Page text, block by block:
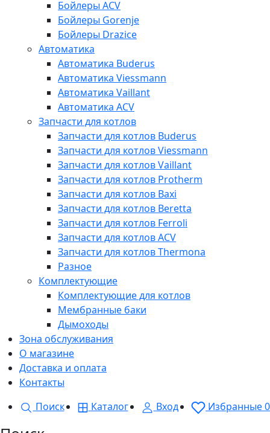
Бойлеры ACV
Бойлеры Gorenje
Бойлеры Drazice
Автоматика
Автоматика Buderus
Автоматика Viessmann
Автоматика Vaillant
Автоматика ACV
Запчасти для котлов
Запчасти для котлов Buderus
Запчасти для котлов Viessmann
Запчасти для котлов Vaillant
Запчасти для котлов Protherm
Запчасти для котлов Baxi
Запчасти для котлов Beretta
Запчасти для котлов Ferroli
Запчасти для котлов ACV
Запчасти для котлов Thermona
Разное
Комплектующие
Комплектующие для котлов
Мембранные баки
Дымоходы
Зона обслуживания
О магазине
Доставка и оплата
Контакты
Поиск
Каталог Вход Избранные0